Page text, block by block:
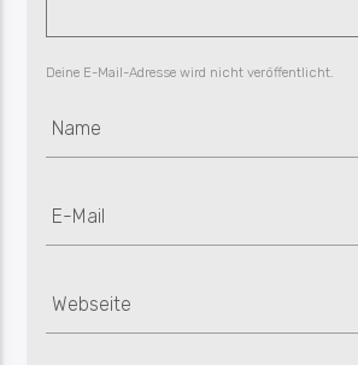
Deine E-Mail-Adresse wird nicht veröffentlicht.